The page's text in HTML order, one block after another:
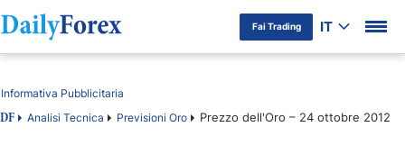
Fai Trading IT
Indice
DF Analisi Tecnica Previsioni Oro Prezzo dell'Oro – 24 ottobre 2012
Informativa Pubblicitaria